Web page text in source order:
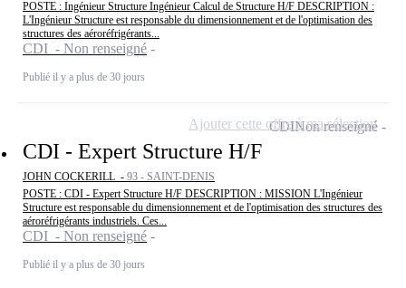
POSTE : Ingénieur Structure Ingénieur Calcul de Structure H/F DESCRIPTION :
L'Ingénieur Structure est responsable du dimensionnement et de l'optimisation des
structures des aéroréfrigérants...
CDI - Non renseigné
Publié il y a plus de 30 jours
CDI - Expert Structure H/F
JOHN COCKERILL - 93 - SAINT-DENIS
POSTE : CDI - Expert Structure H/F DESCRIPTION : MISSION L'Ingénieur
Structure est responsable du dimensionnement et de l'optimisation des structures des
aéroréfrigérants industriels. Ces...
CDI - Non renseigné
Publié il y a plus de 30 jours
CDINon renseigné
Ajouter cette offre à ma sélection